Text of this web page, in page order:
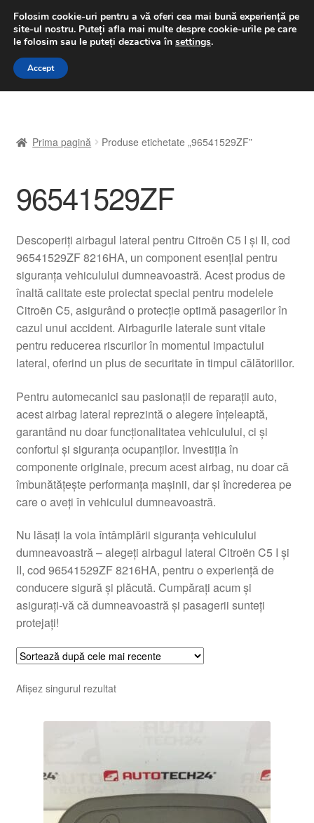
LIVRARE de la 33 lei
luni-vineri 9 a.m. - 4 p.m.031 229 6816
Sari
Sari
A lua legatura
Contul meu
Despre noi
Finalizare comandă
Livrare
Plângere
Plățile
Politică de confidențialitate
Termeni si conditii
Prima pagină Produse etichetate „96541529ZF”
96541529ZF
Descoperiți airbagul lateral pentru Citroën C5 I și II, cod
96541529ZF 8216HA, un component esențial pentru
siguranța vehiculului dumneavoastră. Acest produs de
înaltă calitate este proiectat special pentru modelele
Citroën C5, asigurând o protecție optimă pasagerilor în
cazul unui accident. Airbagurile laterale sunt vitale
pentru reducerea riscurilor în momentul impactului
lateral, oferind un plus de securitate în timpul călătoriilor.
Pentru automecanici sau pasionații de reparații auto,
acest airbag lateral reprezintă o alegere înțeleaptă,
garantând nu doar funcționalitatea vehiculului, ci și
confortul și siguranța ocupanților. Investiția în
componente originale, precum acest airbag, nu doar că
îmbunătățește performanța mașinii, dar și încrederea pe
care o aveți în vehiculul dumneavoastră.
Nu lăsați la voia întâmplării siguranța vehiculului
dumneavoastră – alegeți airbagul lateral Citroën C5 I și
II, cod 96541529ZF 8216HA, pentru o experiență de
conducere sigură și plăcută. Cumpărați acum și
asigurați-vă că dumneavoastră și pasagerii sunteți
protejați!
Afișez singurul rezultat
Folosim cookie-uri pentru a vă oferi cea mai bună experiență pe
site-ul nostru. Puteți afla mai multe despre cookie-urile pe care
le folosim sau le puteți dezactiva în settings.
Accept